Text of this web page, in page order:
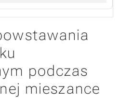
podczas
mieszance